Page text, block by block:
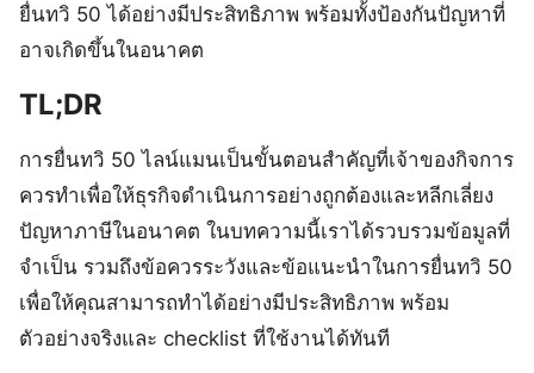
ยื่นทวิ 50 ได้อย่างมีประสิทธิภาพ พร้อมทั้งป้องกันปัญหาที่
อาจเกิดขึ้นในอนาคต
TL;DR
การยื่นทวิ 50 ไลน์แมนเป็นขั้นตอนสำคัญที่เจ้าของกิจการ
ควรทำเพื่อให้ธุรกิจดำเนินการอย่างถูกต้องและหลีกเลี่ยง
ปัญหาภาษีในอนาคต ในบทความนี้เราได้รวบรวมข้อมูลที่
จำเป็น รวมถึงข้อควรระวังและข้อแนะนำในการยื่นทวิ 50
เพื่อให้คุณสามารถทำได้อย่างมีประสิทธิภาพ พร้อม
ตัวอย่างจริงและ checklist ที่ใช้งานได้ทันที